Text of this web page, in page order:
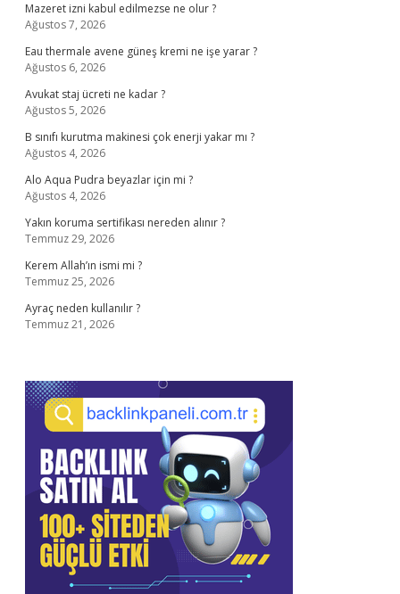
Mazeret izni kabul edilmezse ne olur ?
Ağustos 7, 2026
Eau thermale avene güneş kremi ne işe yarar ?
Ağustos 6, 2026
Avukat staj ücreti ne kadar ?
Ağustos 5, 2026
B sınıfı kurutma makinesi çok enerji yakar mı ?
Ağustos 4, 2026
Alo Aqua Pudra beyazlar için mi ?
Ağustos 4, 2026
Yakın koruma sertifikası nereden alınır ?
Temmuz 29, 2026
Kerem Allah’ın ismi mi ?
Temmuz 25, 2026
Ayraç neden kullanılır ?
Temmuz 21, 2026